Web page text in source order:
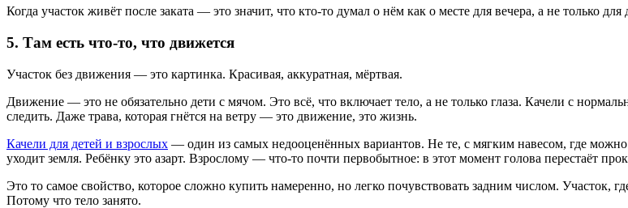
Когда участок живёт после заката — это значит, что кто-то думал о нём как о месте для вечера, а не только для
5. Там есть что-то, что движется
Участок без движения — это картинка. Красивая, аккуратная, мёртвая.
Движение — это не обязательно дети с мячом. Это всё, что включает тело, а не только глаза. Качели с
следить. Даже трава, которая гнётся на ветру — это движение, это жизнь.
Качели для детей и взрослых — один из самых недооценённых вариантов. Не те, с мягким навесом, где можно
уходит земля. Ребёнку это азарт. Взрослому — что-то почти первобытное: в этот момент голова перестаёт
Это то самое свойство, которое сложно купить намеренно, но легко почувствовать задним числом. Участок,
Потому что тело занято.